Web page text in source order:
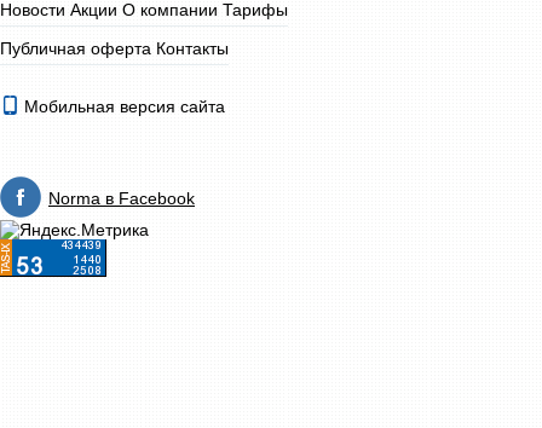
Новости Акции О компании Тарифы
Публичная оферта Контакты
Мобильная версия сайта
Norma в Facebook